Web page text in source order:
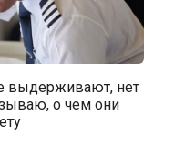
выдерживают, нет
о чем они